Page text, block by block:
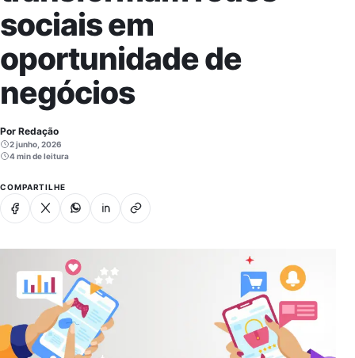
sociais em
oportunidade de
negócios
Por Redação
2 junho, 2026
4 min de leitura
COMPARTILHE
Facebook
X WhatsappLinkedinCopiar link